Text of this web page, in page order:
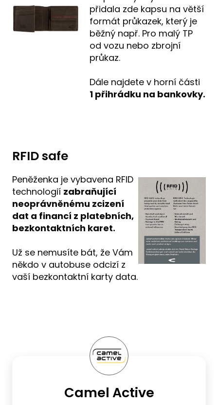
přidala zde kapsu na větší
formát průkazek, který je
běžný např. Pro malý TP
od vozu nebo zbrojní
průkaz.
Dále najdete v horní části
1 přihrádku na bankovky.
RFID safe
Peněženka je vybavena RFID
technologií zabraňující
neoprávněnému zcizení
dat a financí z platebních,
bezkontaktních karet.
Už se nemusíte bát, že Vám
někdo v autobuse odcizí z
vaší bezkontaktní karty data.
Camel Active